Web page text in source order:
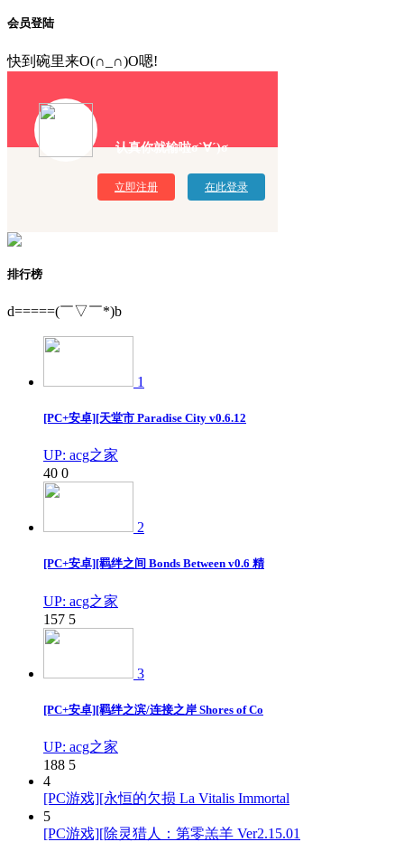
会员登陆
快到碗里来O(∩_∩)O嗯!
认真你就输啦σ`∀´)σ
立即注册 在此登录
排行榜
d=====(￣▽￣*)b
1
[PC+安卓][天堂市 Paradise City v0.6.12
UP: acg之家
40 0
2
[PC+安卓][羁绊之间 Bonds Between v0.6 精
UP: acg之家
157 5
3
[PC+安卓][羁绊之滨/连接之岸 Shores of Co
UP: acg之家
188 5
4
[PC游戏][永恒的欠损 La Vitalis Immortal
5
[PC游戏][除灵猎人：第零羔羊 Ver2.15.01